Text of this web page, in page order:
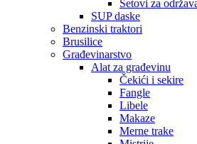
Setovi za
SUP daske
Benzinski traktori
Brusilice
Građevinarstvo
Alat za građevinu
Čekići i sekire
Fangle
Libele
Makaze
Merne trake